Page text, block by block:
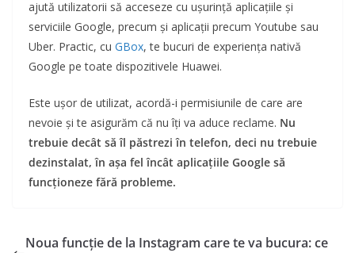
ajută utilizatorii să acceseze cu ușurință aplicațiile și
serviciile Google, precum și aplicații precum Youtube sau
Uber. Practic, cu GBox, te bucuri de experiența nativă
Google pe toate dispozitivele Huawei.
Este ușor de utilizat, acordă-i permisiunile de care are
nevoie și te asigurăm că nu îți va aduce reclame. Nu
trebuie decât să îl păstrezi în telefon, deci nu trebuie
dezinstalat, în așa fel încât aplicațiile Google să
funcționeze fără probleme.
Noua funcție de la Instagram care te va bucura: ce